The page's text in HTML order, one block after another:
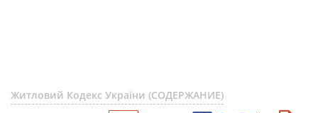
Житловий Кодекс України (СОДЕРЖАНИЕ)